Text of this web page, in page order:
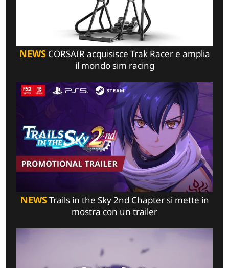
NEWSCORSAIR acquisisce Trak Racer e amplia
il mondo sim racing
NEWSTrails in the Sky 2nd Chapter si mette in
mostra con un trailer